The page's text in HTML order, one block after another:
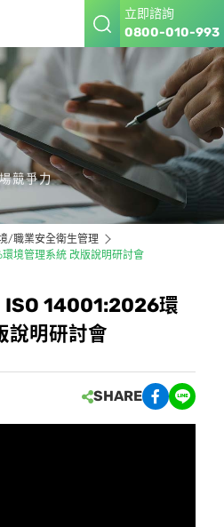
立即諮詢
0800-010-993
競爭力
/職業安全衛生管理
環境管理系統 改版說明研討會
ISO 14001:2026環
說明研討會
SHARE